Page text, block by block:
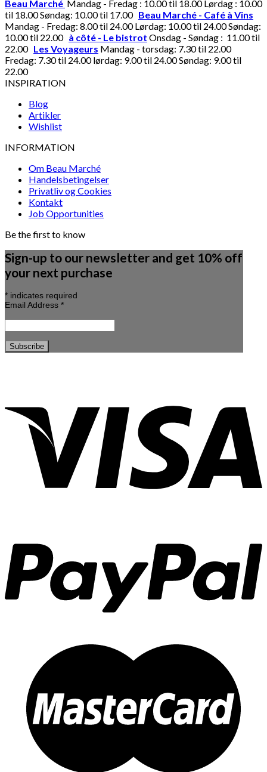
Beau Marché Mandag - Fredag : 10.00 til 18.00 Lørdag : 10.00
til 18.00 Søndag: 10.00 til 17.00 Beau Marché - Café à Vins
Mandag - Fredag: 8.00 til 24.00 Lørdag: 10.00 til 24.00 Søndag:
10.00 til 22.00 à côté - Le bistrot Onsdag - Søndag : 11.00 til
22.00 Les Voyageurs Mandag - torsdag: 7.30 til 22.00
Fredag: 7.30 til 24.00 lørdag: 9.00 til 24.00 Søndag: 9.00 til
22.00
INSPIRATION
Blog
Artikler
Wishlist
INFORMATION
Om Beau Marché
Handelsbetingelser
Privatliv og Cookies
Kontakt
Job Opportunities
Be the first to know
Sign-up to our newsletter and get 10% off
your next purchase
* indicates required
Email Address *